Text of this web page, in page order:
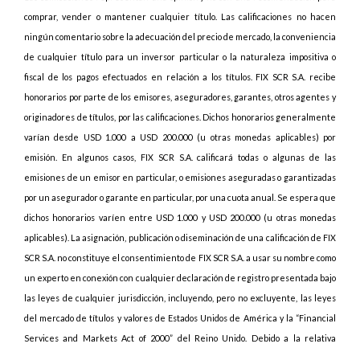
comprar, vender o mantener cualquier título. Las calificaciones no hacen
ningún comentario sobre la adecuación del precio de mercado, la conveniencia
de cualquier título para un inversor particular o la naturaleza impositiva o
fiscal de los pagos efectuados en relación a los títulos. FIX SCR S.A. recibe
honorarios por parte de los emisores, aseguradores, garantes, otros agentes y
originadores de títulos, por las calificaciones. Dichos honorarios generalmente
varían desde USD 1.000 a USD 200.000 (u otras monedas aplicables) por
emisión. En algunos casos, FIX SCR S.A. calificará todas o algunas de las
emisiones de un emisor en particular, o emisiones aseguradas o garantizadas
por un asegurador o garante en particular, por una cuota anual. Se espera que
dichos honorarios varíen entre USD 1.000 y USD 200.000 (u otras monedas
aplicables). La asignación, publicación o diseminación de una calificación de FIX
SCR S.A. no constituye el consentimiento de FIX SCR S.A. a usar su nombre como
un experto en conexión con cualquier declaración de registro presentada bajo
las leyes de cualquier jurisdicción, incluyendo, pero no excluyente, las leyes
del mercado de títulos y valores de Estados Unidos de América y la “Financial
Services and Markets Act of 2000” del Reino Unido. Debido a la relativa